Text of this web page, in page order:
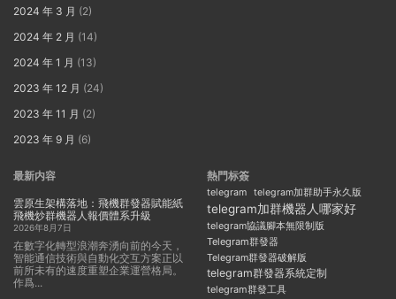
2024 年 3 月 (2)
2024 年 2 月 (14)
2024 年 1 月 (13)
2023 年 12 月 (24)
2023 年 11 月 (2)
2023 年 9 月 (6)
最新内容
雲原生架構落地：飛機群發器賦能紙
飛機炒群機器人報價體系升級
2026年8月7日
在數字化轉型浪潮奔湧向前的今天，
智能通信技術與自動化交互方案正以
前所未有的速度重塑企業運營格局。
作爲...
熱門标簽
telegram telegram加群助手永久版
telegram加群機器人哪家好
telegram協議腳本無限制版
Telegram群發器
Telegram群發器破解版
telegram群發器系統定制
telegram群發工具